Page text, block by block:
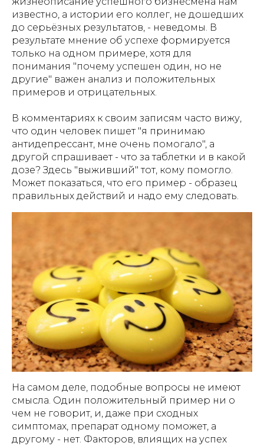
известно, а истории его коллег, не дошедших
до серьёзных результатов, - неведомы. В
результате мнение об успехе формируется
только на одном примере, хотя для
понимания "почему успешен один, но не
другие" важен анализ и положительных
примеров и отрицательных.
В комментариях к своим записям часто вижу,
что один человек пишет "я принимаю
антидепрессант, мне очень помогало", а
другой спрашивает - что за таблетки и в какой
дозе? Здесь "выживший" тот, кому помогло.
Может показаться, что его пример - образец
правильных действий и надо ему следовать.
На самом деле, подобные вопросы не имеют
смысла. Один положительный пример ни о
чем не говорит, и, даже при сходных
симптомах, препарат одному поможет, а
другому - нет. Факторов, влиящих на успех